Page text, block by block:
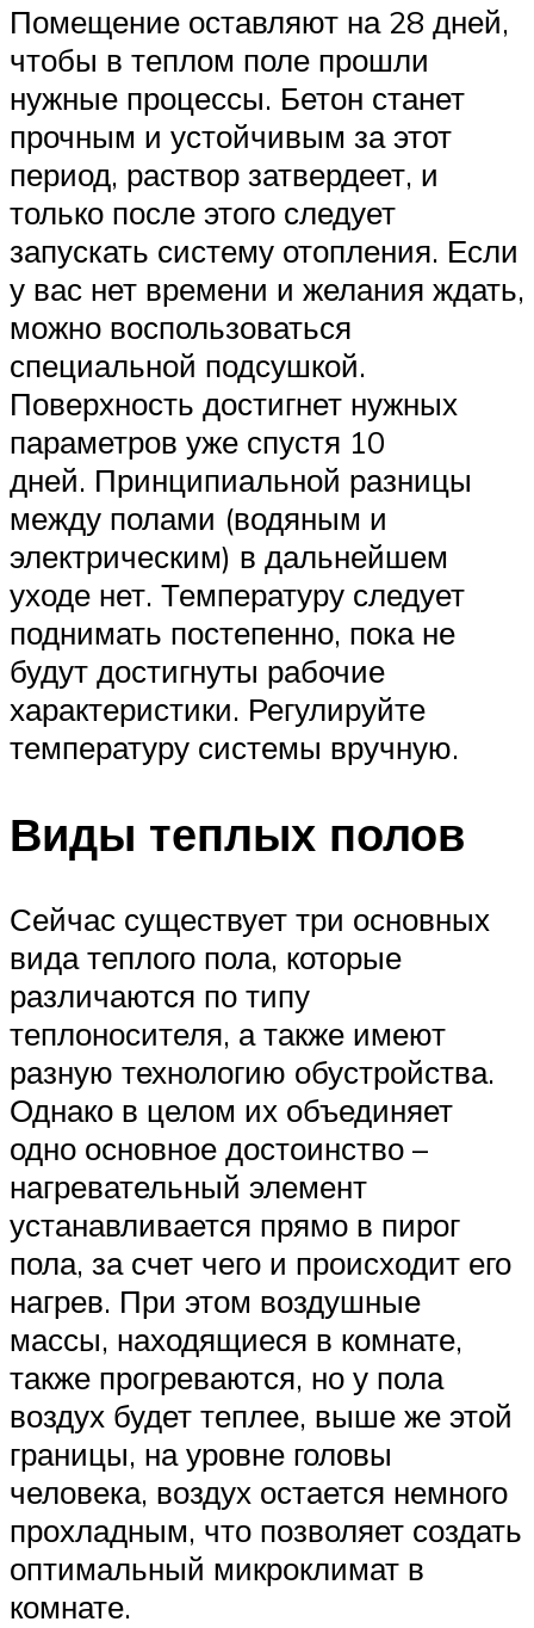
Помещение оставляют на 28 дней,
чтобы в теплом поле прошли
нужные процессы. Бетон станет
прочным и устойчивым за этот
период, раствор затвердеет, и
только после этого следует
запускать систему отопления. Если
у вас нет времени и желания ждать,
можно воспользоваться
специальной подсушкой.
Поверхность достигнет нужных
параметров уже спустя 10
дней. Принципиальной разницы
между полами (водяным и
электрическим) в дальнейшем
уходе нет. Температуру следует
поднимать постепенно, пока не
будут достигнуты рабочие
характеристики. Регулируйте
температуру системы вручную.
Виды теплых полов
Сейчас существует три основных
вида теплого пола, которые
различаются по типу
теплоносителя, а также имеют
разную технологию обустройства.
Однако в целом их объединяет
одно основное достоинство –
нагревательный элемент
устанавливается прямо в пирог
пола, за счет чего и происходит его
нагрев. При этом воздушные
массы, находящиеся в комнате,
также прогреваются, но у пола
воздух будет теплее, выше же этой
границы, на уровне головы
человека, воздух остается немного
прохладным, что позволяет создать
оптимальный микроклимат в
комнате.